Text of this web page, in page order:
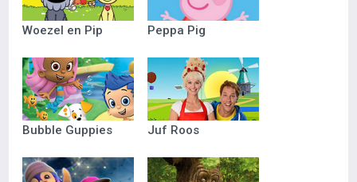
Woezel en Pip Peppa Pig
Bubble Guppies Juf Roos